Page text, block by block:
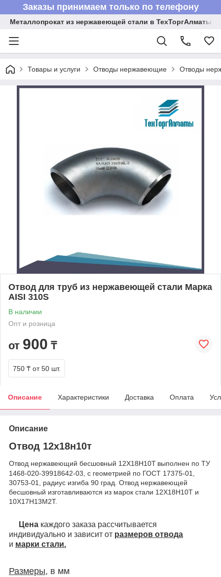
Заказы принимаем только по телефону
Металлопрокат из нержавеющей стали в ТехТоргАлматы
Товары и услуги Отводы нержавеющие Отводы
Отвод для труб из нержавеющей стали Марка
AISI 310S
В наличии
Опт и розница
от 900 ₸
750 ₸ от 50 шт.
Описание Характеристики Доставка Оплата
Описание
Отвод 12х18н10т
Отвод нержавеющий бесшовный 12Х18Н10Т выполнен по ТУ
1468-020-39918642-03, с геометрией по ГОСТ 17375-01,
30753-01, радиус изгиба 90 град. Отвод нержавеющей
бесшовный изготавливаются из марок стали 12Х18Н10Т и
10Х17Н13М2Т.
Цена каждого заказа рассчитывается
индивидуально и зависит от размеров отвода
и марки стали.
Размеры, в мм